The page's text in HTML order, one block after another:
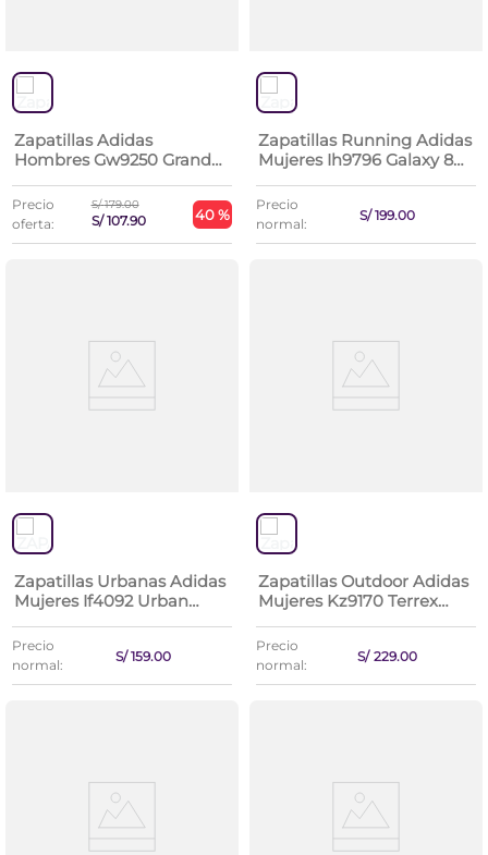
Zapatillas Adidas
Hombres Gw9250 Grand
Precio
oferta:
S/ 107.90
S/ 179.00
40 %
Zapatillas Running Adidas
Mujeres Ih9796 Galaxy 8
Precio
normal:
S/ 199.00
Zapatillas Urbanas Adidas
Mujeres If4092 Urban
Precio
normal:
S/ 159.00
Zapatillas Outdoor Adidas
Mujeres Kz9170 Terrex
Precio
normal:
S/ 229.00